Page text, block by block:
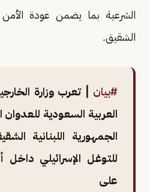
الشرعية بما يضمن عودة الأمن
الشقيق.
#بيان | تعرب وزارة
العربية السعودية للعدوان
الجمهورية اللبنانية
للتوغل الإسرائيلي داخل
على